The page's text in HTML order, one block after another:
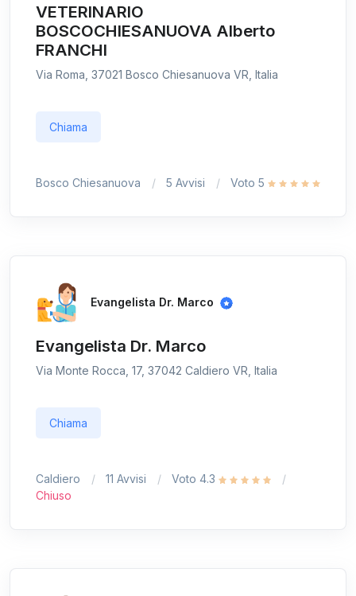
VETERINARIO
BOSCOCHIESANUOVA Alberto
FRANCHI
Via Roma, 37021 Bosco Chiesanuova VR, Italia
Chiama
Bosco Chiesanuova 5 Avvisi Voto 5
Evangelista Dr. Marco
Evangelista Dr. Marco
Via Monte Rocca, 17, 37042 Caldiero VR, Italia
Chiama
Caldiero 11 Avvisi
Voto 4.3
Chiuso